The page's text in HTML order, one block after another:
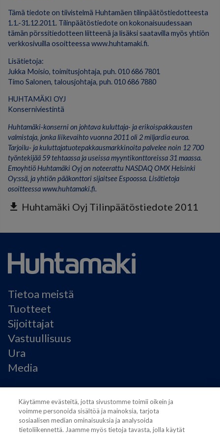
Tämä tiedote on tiivistelmä Huhtamäen tilinpäätöstiedotteesta
1.1.-31.12.2011. Tilinpäätöstiedote on kokonaisuudessaan
tämän pörssitiedotteen liitteenä ja lisäksi saatavilla myös yhtiön
verkkosivuilla osoitteessa www.huhtamaki.fi.
Lisätietoja:
Jukka Moisio, toimitusjohtaja, puh. 010 686 7801
Timo Salonen, talousjohtaja, puh. 010 686 7880
HUHTAMÄKI OYJ
Konserniviestintä
Huhtamäki-konserni on johtava kuluttaja- ja erikoispakkausten
valmistaja, jonka liikevaihto vuonna 2011 oli 2 miljardia euroa.
Tarjoilu- ja kuluttajatuotepakkausmarkkinoita palvelee noin 12 700
työntekijää 59 tehtaassa ja useissa myyntikonttoreissa 31 maassa.
Emoyhtiö Huhtamäki Oyj on noteerattu NASDAQ OMX Helsinki
Oy:ssä, ja yhtiön pääkonttori sijaitsee Espoossa. Lisätietoja
osoitteessa www.huhtamaki.fi.
get_app Huhtamäki Oyj Tilinpäätöstiedote 2011
Tietoa meistä
Tuotteet
Sijoittajat
Vastuullisuus
Ura
Media
Käyttöehdot
Modern Slavery Statement
Tietosuojaseloste
Käyttöehdot
Käytämme evästeitä, jotta sivustomme toimii oikein ja
voimme personoida sisältöä ja mainoksia, tarjota
sosiaalisen median ominaisuuksia ja analysoida
tietoliikennettä. Jaamme myös tietoja tavasta, jolla käytät